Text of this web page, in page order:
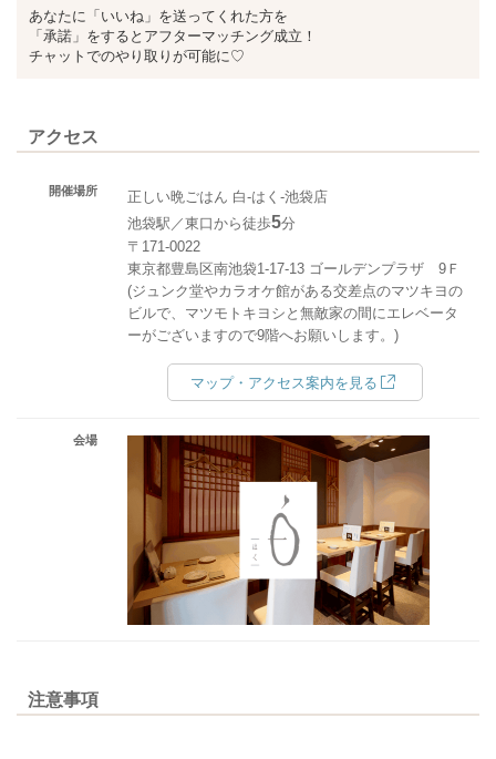
あなたに「いいね」を送ってくれた方を
「承諾」をするとアフターマッチング成立！
チャットでのやり取りが可能に♡
アクセス
開催場所
正しい晩ごはん 白-はく-池袋店
池袋駅／東口から徒歩5分
〒171-0022
東京都豊島区南池袋1-17-13 ゴールデンプラザ 9Ｆ
(ジュンク堂やカラオケ館がある交差点のマツキヨの
ビルで、マツモトキヨシと無敵家の間にエレベータ
ーがございますので9階へお願いします。)
マップ・アクセス案内を見る
会場
注意事項